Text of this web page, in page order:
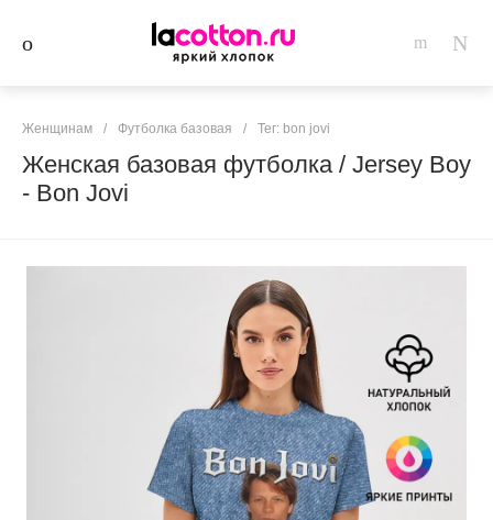
Женщинам / Футболка базовая / Тег: bon jovi
Женская базовая футболка / Jersey Boy
- Bon Jovi